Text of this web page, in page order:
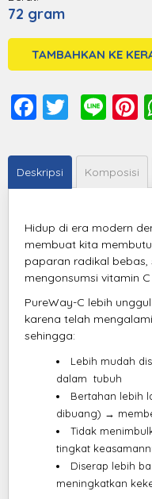
72 gram
TAMBAHKAN KE
Twitter
Deskripsi Komposisi
Hidup di era modern
membuat kita
paparan radikal
mengonsumsi vitamin
PureWay-C lebih
karena telah
sehingga:
Lebih mudah
dalam tubuh
Bertahan lebih
dibuang) →
Tidak
tingkat
Diserap lebih
meningkatkan